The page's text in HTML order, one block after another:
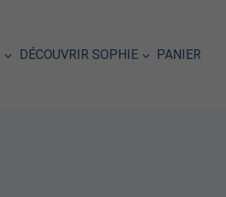
DÉCOUVRIR SOPHIE PANIER